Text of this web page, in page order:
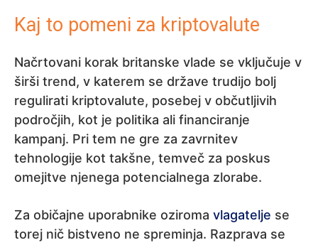
Kaj to pomeni za kriptovalute
Načrtovani korak britanske vlade se vključuje v
širši trend, v katerem se države trudijo bolj
regulirati kriptovalute, posebej v občutljivih
področjih, kot je politika ali financiranje
kampanj. Pri tem ne gre za zavrnitev
tehnologije kot takšne, temveč za poskus
omejitve njenega potencialnega zlorabe.
Za običajne uporabnike oziroma vlagatelje se
torej nič bistveno ne spreminja. Razprava se